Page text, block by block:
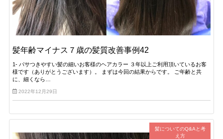
髪年齢マイナス７歳の髪質改善事例42
1- パサつきやすい髪の細いお客様のヘアカラー ３年以上ご利用頂いているお客
様です（ありがとうございます）。 まずは今回の結果からです。 ご年齢と共
に、細くなら…
2022年12月29日
髪についてのQ&Aと考
え方